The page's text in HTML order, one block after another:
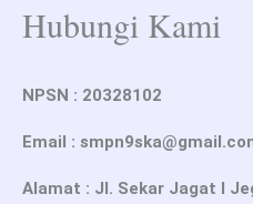
Hubungi Kami
NPSN : 20328102
Email :
Alamat : Jl. Sekar Jagat I